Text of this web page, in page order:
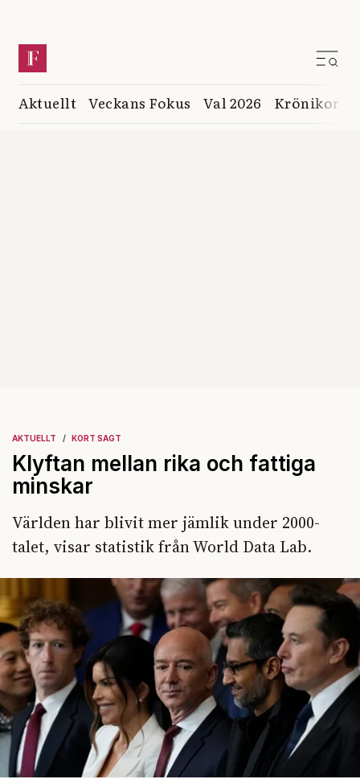
Aktuellt Veckans Fokus Val 2026 Krönikor
AKTUELLT KORT SAGT
Klyftan mellan rika och fattiga
minskar
Världen har blivit mer jämlik under 2000-
talet, visar statistik från World Data Lab.